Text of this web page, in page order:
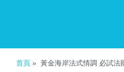
首頁 » 黃金海岸法式情調 必試法